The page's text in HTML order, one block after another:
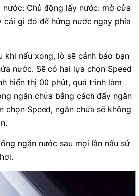
nước: Chủ động lấy nước: mở cửa
cái gì đó để hứng nước ngay phía
khi nấu xong, lò sẽ cảnh báo bạn
nước. Sẽ có hai lựa chọn Speed
hiển thị 00 phút, quá trình làm
ngăn chứa bằng cách đẩy ngăn
chọn Speed, ngăn chứa sẽ không
ngăn nước sau mọi lần nấu sử